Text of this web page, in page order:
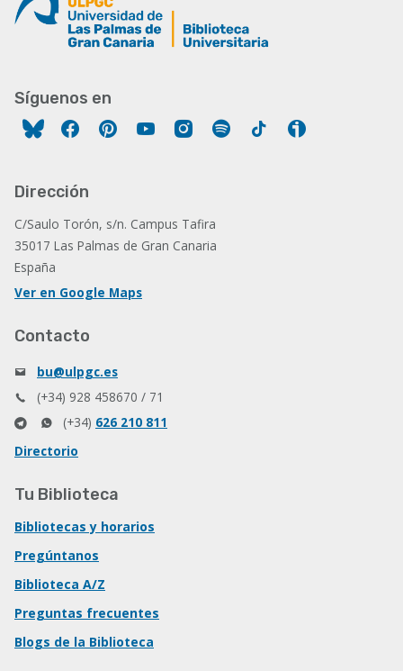
Síguenos en
FacebookPinterestYouTubeInstagram
Spotify Tiktok
Dirección
C/Saulo Torón, s/n. Campus Tafira
35017 Las Palmas de Gran Canaria
España
Ver en Google Maps
Contacto
bu@ulpgc.es
(+34) 928 458670 / 71
(+34) 626 210 811
Directorio
Tu Biblioteca
Bibliotecas y horarios
Pregúntanos
Biblioteca A/Z
Preguntas frecuentes
Blogs de la Biblioteca